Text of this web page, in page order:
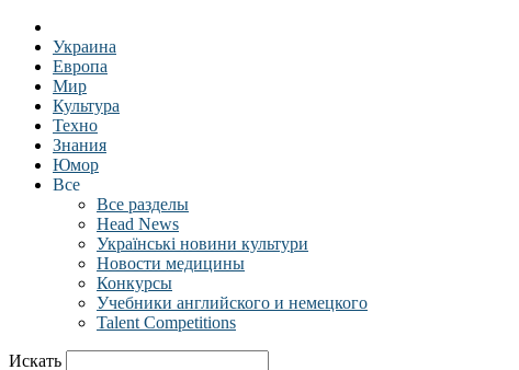
Украина
Европа
Мир
Культура
Техно
Знания
Юмор
Все
Все разделы
Head News
Українські новини культури
Новости медицины
Конкурсы
Учебники английского и немецкого
Talent Competitions
Искать